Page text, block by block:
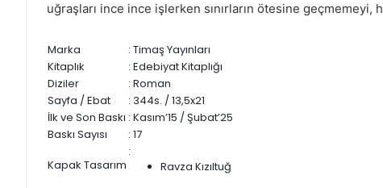
uğraşları ince ince işlerken sınırların ötesine geçmemeyi,
Marka
: Timaş Yayınları
Kitaplık
: Edebiyat Kitaplığı
Diziler
: Roman
Sayfa / Ebat
: 344s. / 13,5x21
İlk ve Son Baskı : Kasım’15 / Şubat’25
Baskı Sayısı
: 17
Kapak Tasarım
:
Ravza Kızıltuğ